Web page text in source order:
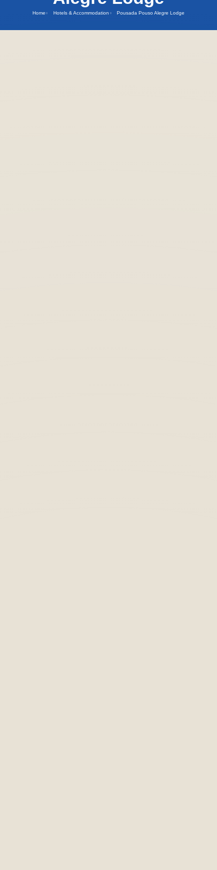
Home Hotels & Accommodation Pousada Pouso Alegre Lodge